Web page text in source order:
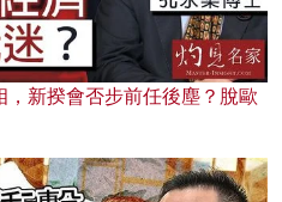
新揆會否步前任後塵？脫歐